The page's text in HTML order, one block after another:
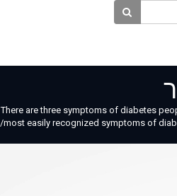
There are three symptoms of diabetes
most easily recognized symptoms of